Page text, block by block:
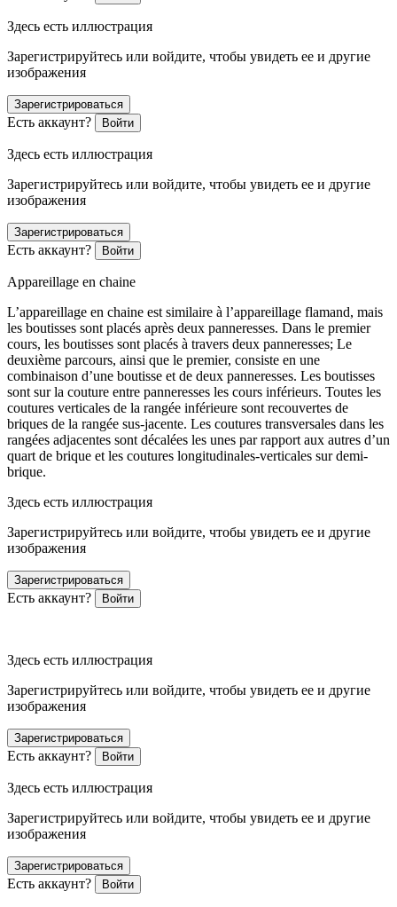
Здесь есть иллюстрация
Зарегистрируйтесь или войдите, чтобы увидеть ее и другие
изображения
Зарегистрироваться
Есть аккаунт? Войти
Здесь есть иллюстрация
Зарегистрируйтесь или войдите, чтобы увидеть ее и другие
изображения
Зарегистрироваться
Есть аккаунт? Войти
Appareillage en chaine
L’appareillage en chaine est similaire à l’appareillage flamand, mais
les boutisses sont placés après deux panneresses. Dans le premier
cours, les boutisses sont placés à travers deux panneresses; Le
deuxième parcours, ainsi que le premier, consiste en une
combinaison d’une boutisse et de deux panneresses. Les boutisses
sont sur la couture entre panneresses les cours inférieurs. Toutes les
coutures verticales de la rangée inférieure sont recouvertes de
briques de la rangée sus-jacente. Les coutures transversales dans les
rangées adjacentes sont décalées les unes par rapport aux autres d’un
quart de brique et les coutures longitudinales-verticales sur demi-
brique.
Здесь есть иллюстрация
Зарегистрируйтесь или войдите, чтобы увидеть ее и другие
изображения
Зарегистрироваться
Есть аккаунт? Войти
Здесь есть иллюстрация
Зарегистрируйтесь или войдите, чтобы увидеть ее и другие
изображения
Зарегистрироваться
Есть аккаунт? Войти
Здесь есть иллюстрация
Зарегистрируйтесь или войдите, чтобы увидеть ее и другие
изображения
Зарегистрироваться
Есть аккаунт? Войти